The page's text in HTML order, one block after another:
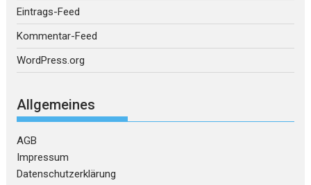
Eintrags-Feed
Kommentar-Feed
WordPress.org
Allgemeines
AGB
Impressum
Datenschutzerklärung